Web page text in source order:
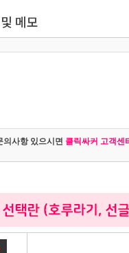
메모
의사항 있으시면 클릭싸커 고객센